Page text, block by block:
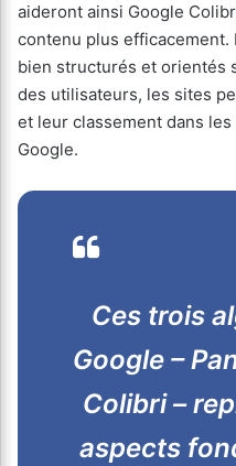
aideront ainsi Google
contenu plus efficacement.
bien structurés et orientés
des utilisateurs, les sites
et leur classement dans
Google.
Ces trois
Google –
Colibri –
aspects